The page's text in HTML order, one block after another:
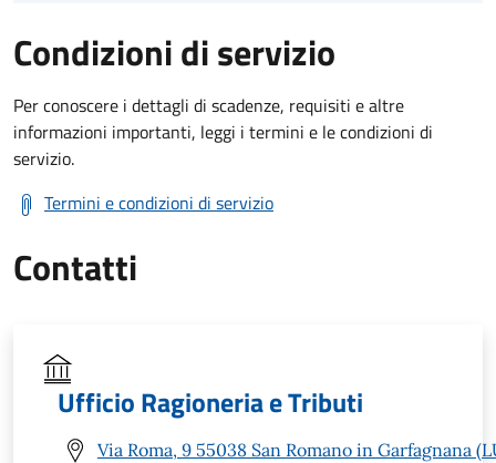
Condizioni di servizio
Per conoscere i dettagli di scadenze, requisiti e altre
informazioni importanti, leggi i termini e le condizioni di
servizio.
Termini e condizioni di servizio
Contatti
Ufficio Ragioneria e Tributi
Via Roma, 9 55038 San Romano in Garfagnana